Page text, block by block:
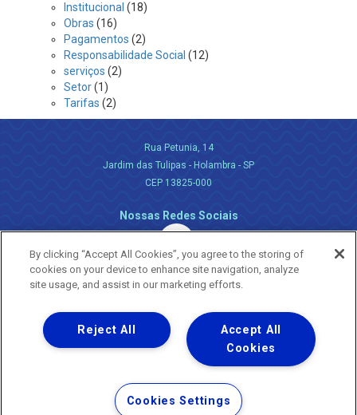
Institucional (18)
Obras (16)
Pagamentos (2)
Responsabilidade Social (12)
serviços (2)
Setor(1)
Tarifas (2)
Rua Petunia, 14
Jardim das Tulipas - Holambra - SP
CEP 13825-000
Nossas Redes Sociais
Uma empresa
Copyright ® 2026 - Todos os Direitos Reservados.
Nossa natureza movimenta a vida
Termos Gerais de Uso de Sites e Aplicativos
Política de Privacidade e Proteção de Dados
By clicking “Accept All Cookies”, you agree to the storing of
cookies on your device to enhance site navigation, analyze
site usage, and assist in our marketing efforts.
Accept All
Cookies
Reject All
Cookies Settings